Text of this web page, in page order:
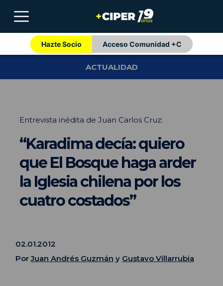
Hazte Socio Acceso Comunidad +C
ACTUALIDAD
Entrevista inédita de Juan Carlos Cruz:
“Karadima decía: quiero
que El Bosque haga arder
la Iglesia chilena por los
cuatro costados”
02.01.2012
PorJuan Andrés Guzmán y Gustavo Villarrubia